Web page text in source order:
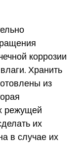
коррозии
Хранить
из
режущей
их
в случае их